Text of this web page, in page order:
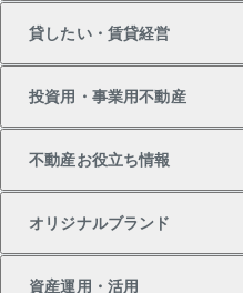
新築・分譲マンションの購入
中古マンションの購入
マンションの売却・査定
一戸建ての売却・査定
借りたいTOP
物件を借りる
貸したい・賃貸経営
貸したいTOP
投資用・事業用不動産
不動産お役立ち情報
オリジナルブランド
資産運用・活用